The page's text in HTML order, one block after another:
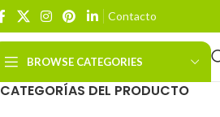
Contacto
BROWSE CATEGORIES
CATEGORÍAS DEL PRODUCTO